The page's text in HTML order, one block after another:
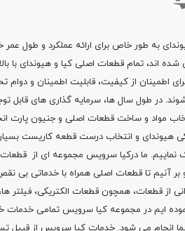
به طور خاص برای ارائه عملکرد و طول عمر
اند، تمام قطعات اصلی کیا و هیوندای با
اطمینان از کیفیت، قابلیت اطمینان و
در طول سال ها، سرمایه گذاری های قابل
مواد و ساخت قطعات اصلی و جنیون پارت
هیوندای و انتخاب درست قطعه کاریست
نماییم. ما درکیا سرویس مجموعه ای از قطعات
بر آنیم تا قطعات اصلی همراه با خدماتی بی
از قطعات، همچون قطعات الکتریکی، فیلتر ها،
نموده ایم در مجموعه کیا سرویس تمامی خدمات
انجام می شود. خدمات کیا سرویس از قبیل